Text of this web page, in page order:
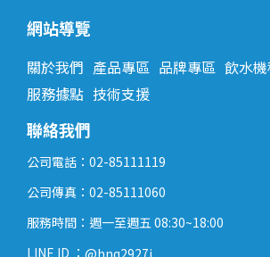
網站導覽
關於我們 產品專區 品牌專區 飲水
服務據點 技術支援
聯絡我們
公司電話：02-85111119
公司傳真：02-85111060
服務時間：週一至週五 08:30~18:00
LINE ID ： @hnq2927j